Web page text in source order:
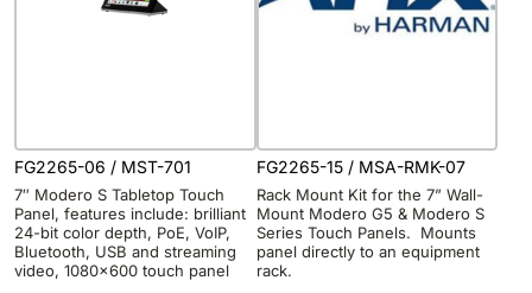
FG2265-06 / MST-701
7″ Modero S Tabletop Touch
Panel, features include: brilliant
24-bit color depth, PoE, VoIP,
Bluetooth, USB and streaming
video, 1080×600 touch panel
FG2265-15 / MSA-RMK-07
Rack Mount Kit for the 7” Wall-
Mount Modero G5 & Modero S
Series Touch Panels. Mounts
panel directly to an equipment
rack.